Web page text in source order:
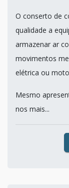
O conserto de
qualidade a
armazenar ar
movimentos
elétrica ou
Mesmo
nos mais...